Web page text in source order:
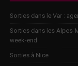
Sorties dans le Var :
Sorties dans les Alpes-
week-end
Sorties à Nice